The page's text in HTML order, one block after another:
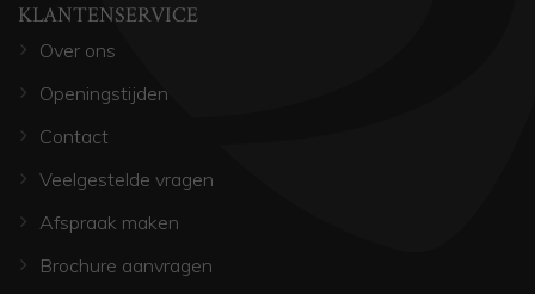
KLANTENSERVICE
Over ons
Openingstijden
Contact
Veelgestelde vragen
Afspraak maken
Brochure aanvragen